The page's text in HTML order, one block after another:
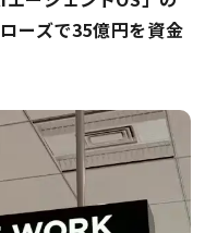
ーズで35億円を資金